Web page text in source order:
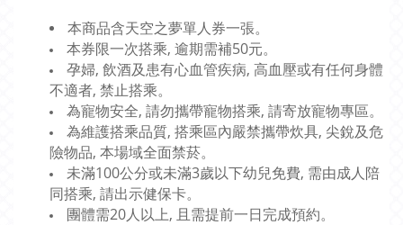
本商品含天空之夢單人券一張。
本券限一次搭乘, 逾期需補50元。
孕婦, 飲酒及患有心血管疾病, 高血壓或有任何身體
不適者, 禁止搭乘。
為寵物安全, 請勿攜帶寵物搭乘, 請寄放寵物專區。
為維護搭乘品質, 搭乘區內嚴禁攜帶炊具, 尖銳及危
險物品, 本場域全面禁菸。
未滿100公分或未滿3歲以下幼兒免費, 需由成人陪
同搭乘, 請出示健保卡。
團體需20人以上, 且需提前一日完成預約。